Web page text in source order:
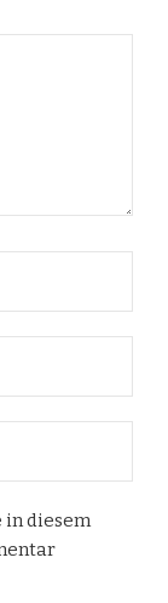
in diesem